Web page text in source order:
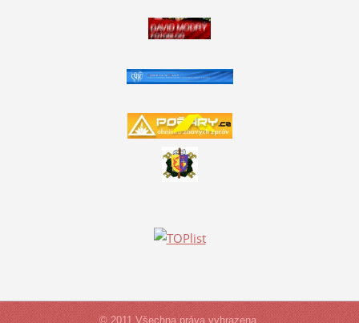
© 2011 Všechna práva vyhrazena.